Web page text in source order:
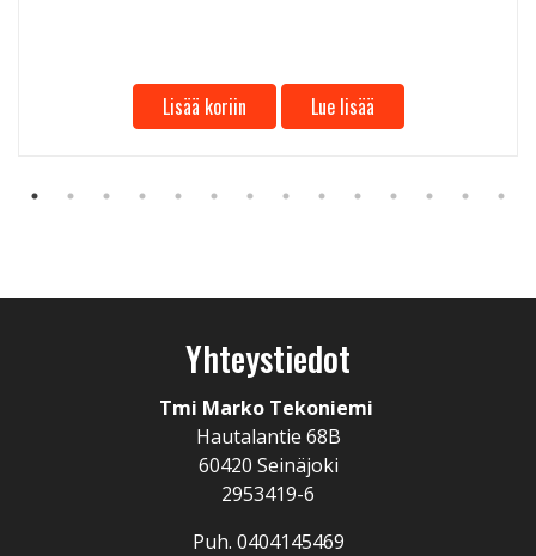
Lisää koriin Lue lisää
Yhteystiedot
Tmi Marko Tekoniemi
Hautalantie 68B
60420 Seinäjoki
2953419-6
Puh. 0404145469